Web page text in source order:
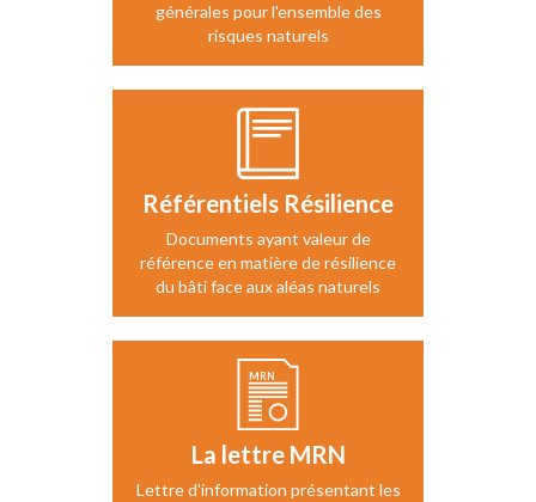
générales pour l'ensemble des
risques naturels
Référentiels Résilience
Documents ayant valeur de
référence en matière de résilience
du bâti face aux aléas naturels
La lettre MRN
Lettre d'information présentant les